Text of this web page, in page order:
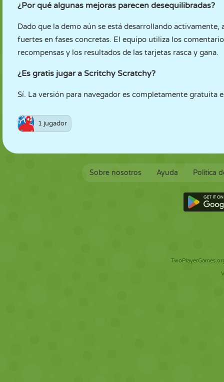
¿Por qué algunas mejoras parecen desequilibradas?
Dado que la demo aún se está desarrollando
fuertes en fases concretas. El equipo utiliza los
recompensas y los resultados de las tarjetas rasca y gana.
¿Es gratis jugar a Scritchy Scratchy?
Sí. La versión para navegador es completamente gratuita
1 jugador
Sobre nosotros Ayuda Política